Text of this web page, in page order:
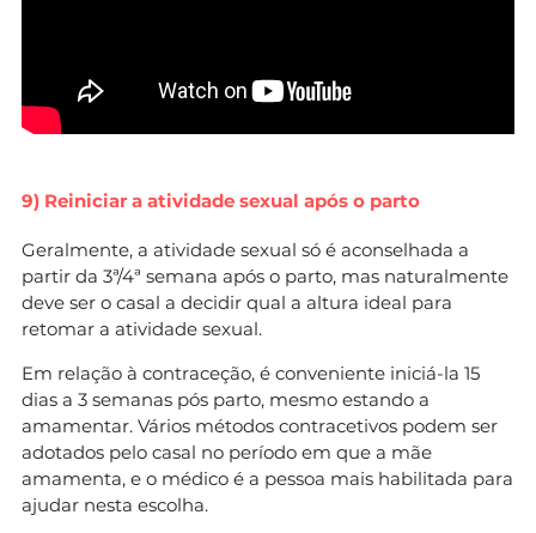
9) Reiniciar a atividade sexual após o parto
Geralmente, a atividade sexual só é aconselhada a
partir da 3ª/4ª semana após o parto, mas naturalmente
deve ser o casal a decidir qual a altura ideal para
retomar a atividade sexual.
Em relação à contraceção, é conveniente iniciá-la 15
dias a 3 semanas pós parto, mesmo estando a
amamentar. Vários métodos contracetivos podem ser
adotados pelo casal no período em que a mãe
amamenta, e o médico é a pessoa mais habilitada para
ajudar nesta escolha.